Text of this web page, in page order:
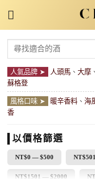
content
關
鍵
字:
人氣品牌 ➤ 人頭馬、 大摩、
蘇格登
風格口味 ➤ 暖辛香料、 海
香
以價格篩選
NT$0 — $500
NT$1501 — $2000